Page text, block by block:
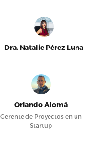
Dra. Natalie Pérez Luna
Orlando Alomá
Gerente de Proyectos en un
Startup